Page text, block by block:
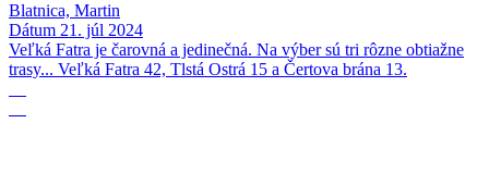
Blatnica, Martin
Dátum 21. júl 2024
Veľká Fatra je čarovná a jedinečná. Na výber sú tri rôzne obtiažne
trasy... Veľká Fatra 42, Tlstá Ostrá 15 a Čertova brána 13.